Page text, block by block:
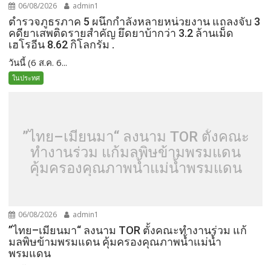
06/08/2026 admin1
ตำรวจภูธรภาค 5 ผนึกกำลังหลายหน่วยงาน แถลงจับ 3
คดียาเสพติดรายสำคัญ ยึดยาบ้ากว่า 3.2 ล้านเม็ด
เฮโรอีน 8.62 กิโลกรัม .
วันนี้ (6 ส.ค. 6...
ในประทศ
”ไทย–เมียนมา“ ลงนาม TOR ตั้งคณะ
ทำงานร่วม แก้มลพิษข้ามพรมแดน
คุ้มครองคุณภาพน้ำแม่น้ำพรมแดน
06/08/2026 admin1
”ไทย–เมียนมา“ ลงนาม TOR ตั้งคณะทำงานร่วม แก้
มลพิษข้ามพรมแดน คุ้มครองคุณภาพน้ำแม่น้ำ
พรมแดน